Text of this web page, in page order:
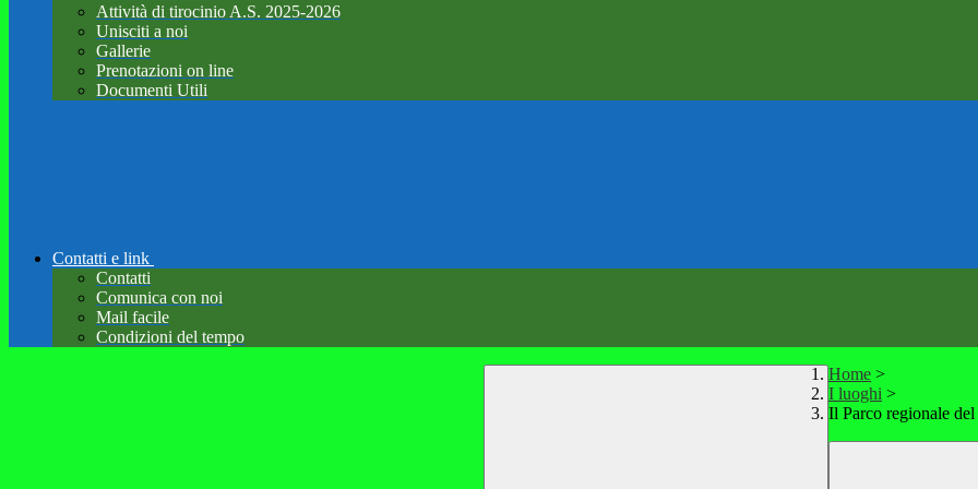
Attività di tirocinio A.S. 2025-2026
Unisciti a noi
Gallerie
Prenotazioni on line
Documenti Utili
Contatti e link
Contatti
Comunica con noi
Mail facile
Condizioni del tempo
Home >
I luoghi >
Il Parco regionale